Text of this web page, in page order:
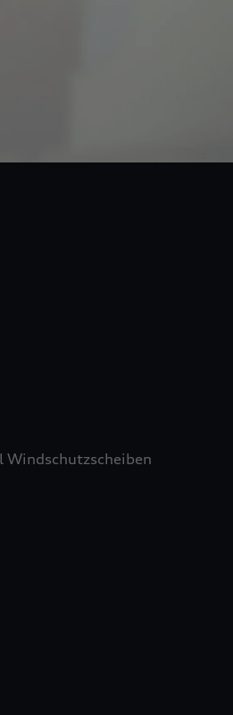
Windschutzscheiben